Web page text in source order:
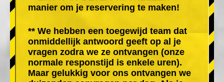
manier om je reservering te maken!
** We hebben een toegewijd team dat
onmiddellijk antwoord geeft op al je
vragen zodra we ze ontvangen (onze
normale responstijd is enkele uren).
Maar gelukkig voor ons ontvangen we